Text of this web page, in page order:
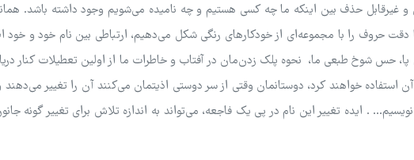
و غیرقابل حذف بین اینکه ما چه کسی هستیم و چه نامیده می‌شویم وجود داشته باشد.
دقت حروف را با مجموعه‌ای از خودکارهای رنگی شکل می‌دهیم، ارتباطی بین نام خود و خود
پا، حس شوخ طبعی ما، نحوه پلک زدن‌مان در آفتاب و خاطرات ما از اولین تعطیلات کنار
استفاده خواهند کرد، دوستانمان وقتی از سر دوستی اذیتمان می‌کنند آن را تغییر
. ایده تغییر این نام در پی یک فاجعه، می‌تواند به اندازه تلاش برای تغییر گونه